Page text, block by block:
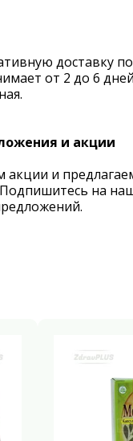
доставку по
от 2 до 6
и акции
и
на